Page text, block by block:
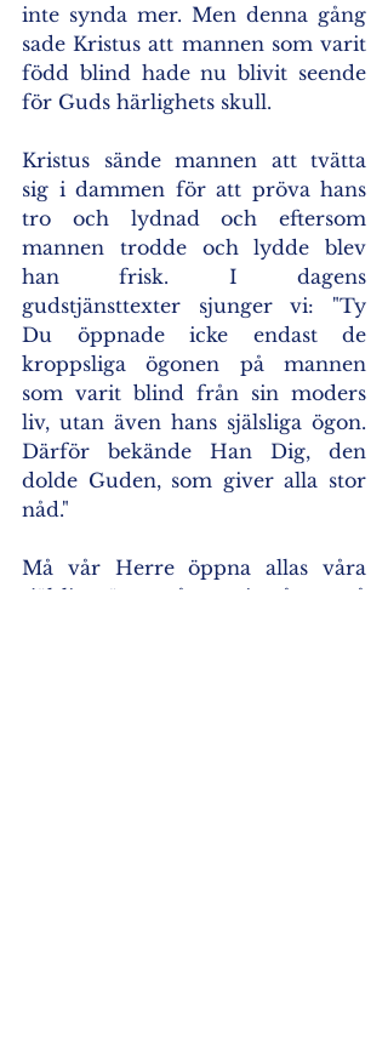
inte synda mer. Men denna gång
sade Kristus att mannen som varit
född blind hade nu blivit seende
för Guds härlighets skull.
Kristus sände mannen att tvätta
sig i dammen för att pröva hans
tro och lydnad och eftersom
mannen trodde och lydde blev
han frisk. I dagens
gudstjänsttexter sjunger vi: "Ty
Du öppnade icke endast de
kroppsliga ögonen på mannen
som varit blind från sin moders
liv, utan även hans själsliga ögon.
Därför bekände Han Dig, den
dolde Guden, som giver alla stor
nåd."
Må vår Herre öppna allas våra
själsliga ögon så att vi må tro på